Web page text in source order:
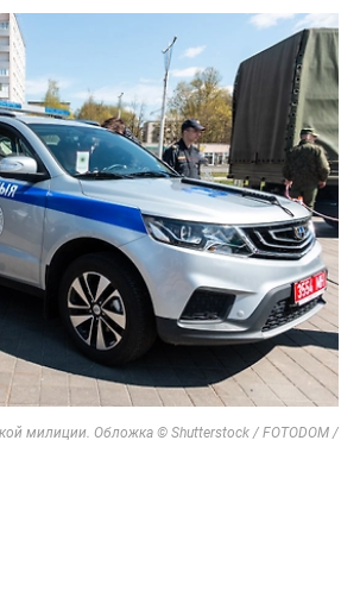
милиции. Обложка © Shutterstock / FOTODOM /